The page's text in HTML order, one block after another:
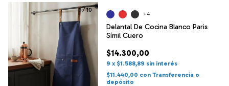
1/10
Delantal De Cocina Blanco Paris
Símil Cuero
$14.300,00
9 x $1.588,89 sin interés
$11.440,00 con Transferencia o
depósito
+4